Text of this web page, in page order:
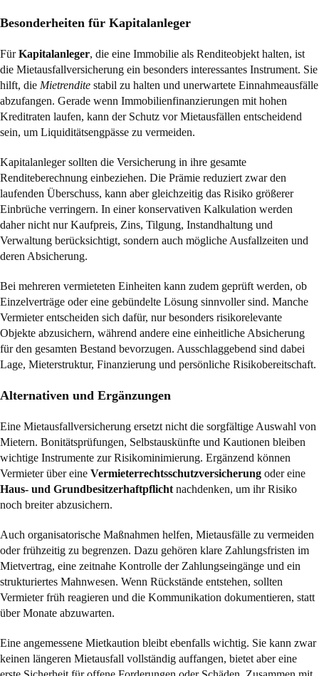
Besonderheiten für Kapitalanleger
FürKapitalanleger, die eine Immobilie als Renditeobjekt halten, ist
die Mietausfallversicherung ein besonders interessantes Instrument. Sie
hilft, die Mietrendite stabil zu halten und unerwartete Einnahmeausfälle
abzufangen. Gerade wenn Immobilienfinanzierungen mit hohen
Kreditraten laufen, kann der Schutz vor Mietausfällen entscheidend
sein, um Liquiditätsengpässe zu vermeiden.
Kapitalanleger sollten die Versicherung in ihre gesamte
Renditeberechnung einbeziehen. Die Prämie reduziert zwar den
laufenden Überschuss, kann aber gleichzeitig das Risiko größerer
Einbrüche verringern. In einer konservativen Kalkulation werden
daher nicht nur Kaufpreis, Zins, Tilgung, Instandhaltung und
Verwaltung berücksichtigt, sondern auch mögliche Ausfallzeiten und
deren Absicherung.
Bei mehreren vermieteten Einheiten kann zudem geprüft werden, ob
Einzelverträge oder eine gebündelte Lösung sinnvoller sind. Manche
Vermieter entscheiden sich dafür, nur besonders risikorelevante
Objekte abzusichern, während andere eine einheitliche Absicherung
für den gesamten Bestand bevorzugen. Ausschlaggebend sind dabei
Lage, Mieterstruktur, Finanzierung und persönliche Risikobereitschaft.
Alternativen und Ergänzungen
Eine Mietausfallversicherung ersetzt nicht die sorgfältige Auswahl von
Mietern. Bonitätsprüfungen, Selbstauskünfte und Kautionen bleiben
wichtige Instrumente zur Risikominimierung. Ergänzend können
Vermieter über eine Vermieterrechtsschutzversicherung oder eine
Haus- und Grundbesitzerhaftpflicht nachdenken, um ihr Risiko
noch breiter abzusichern.
Auch organisatorische Maßnahmen helfen, Mietausfälle zu vermeiden
oder frühzeitig zu begrenzen. Dazu gehören klare Zahlungsfristen im
Mietvertrag, eine zeitnahe Kontrolle der Zahlungseingänge und ein
strukturiertes Mahnwesen. Wenn Rückstände entstehen, sollten
Vermieter früh reagieren und die Kommunikation dokumentieren, statt
über Monate abzuwarten.
Eine angemessene Mietkaution bleibt ebenfalls wichtig. Sie kann zwar
keinen längeren Mietausfall vollständig auffangen, bietet aber eine